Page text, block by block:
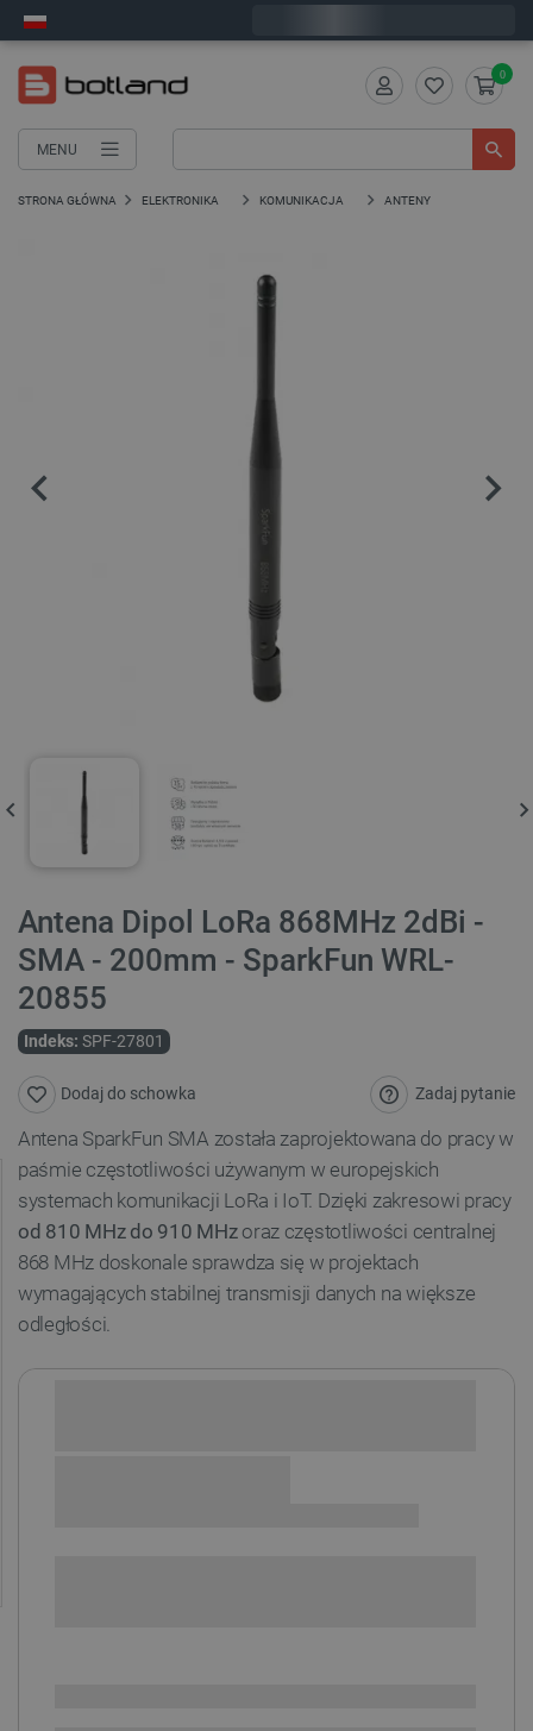
MENU
0
STRONA GŁÓWNA ELEKTRONIKA KOMUNIKACJA ANTENY
Antena Dipol LoRa 868MHz 2dBi -
SMA - 200mm - SparkFun WRL-
20855
Indeks: SPF-27801
Zadaj pytanie
Dodaj do schowka
Antena SparkFun SMA została zaprojektowana do pracy w
paśmie częstotliwości używanym w europejskich
systemach komunikacji LoRa i IoT. Dzięki zakresowi pracy
od 810 MHz do 910 MHzoraz częstotliwości centralnej
868 MHz doskonale sprawdza się w projektach
wymagających stabilnej transmisji danych na większe
odległości.